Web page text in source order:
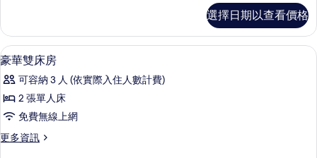
有
相
片
套
房
的
情
選擇日期以查看價格
顯
示
豪
華
雙
床
迷你吧、客房內保險箱、書桌、遮光
8
豪華雙床房
可容納 3 人 (依實際入住人數計費)
2 張單人床
免費無線上網
更多資訊
更